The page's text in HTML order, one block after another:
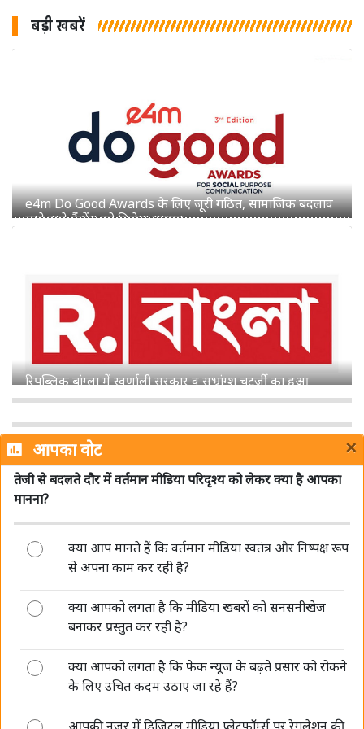
बड़ी खबरें
रिपब्लिक बांग्ला में स्वर्णाली सरकार व सुभ्रांग्शु चटर्जी का हुआ
प्रमोशन
शेमारू को मिला MIB का ग्रीन सिग्नल, जल्द लॉन्च होगा नया हिंदी
चैनल 'Mango TV'
डीपफेक पर सरकार की सख्ती जारी, संसद में बताया- अब 3 घंटे में
हटाना होगा गैरकानूनी कंटेंट
आपका वोट ×
तेजी से बदलते दौर में वर्तमान मीडिया परिदृश्य को लेकर क्या है आपका
मानना?
क्या आप मानते हैं कि वर्तमान मीडिया स्वतंत्र और निष्पक्ष रूप
से अपना काम कर रही है?
क्या आपको लगता है कि मीडिया खबरों को सनसनीखेज
बनाकर प्रस्तुत कर रही है?
क्या आपको लगता है कि फेक न्यूज के बढ़ते प्रसार को रोकने
के लिए उचित कदम उठाए जा रहे हैं?